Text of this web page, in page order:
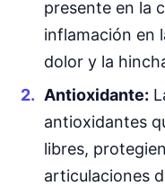
presente en la
inflamación en
dolor y la
Antioxidante:
antioxidantes
libres,
articulaciones